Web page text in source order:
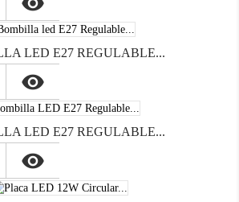
LED E27 REGULABLE...

LED E27 REGULABLE...
